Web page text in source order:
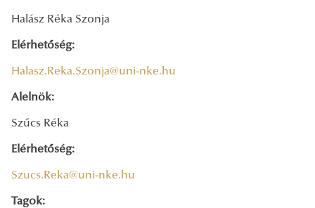
Halász Réka Szonja
Elérhetőség:
Halasz.Reka.Szonja@uni-nke.hu
Alelnök:
Szűcs Réka
Elérhetőség:
Szucs.Reka@uni-nke.hu
Tagok: